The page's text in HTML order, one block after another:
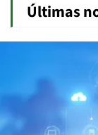
Últimas